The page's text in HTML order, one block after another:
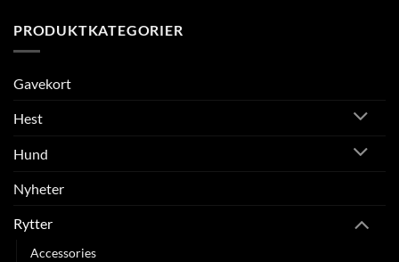
PRODUKTKATEGORIER
Gavekort
Hest
Hund
Nyheter
Rytter
Accessories